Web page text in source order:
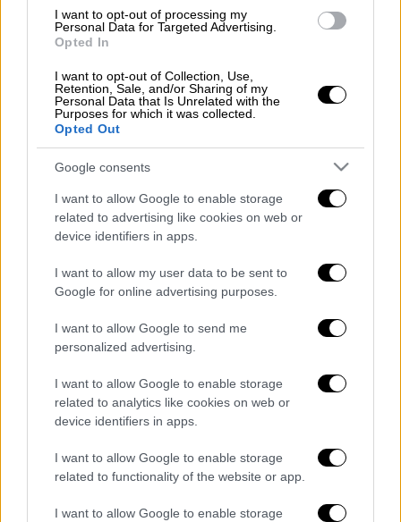
I want to opt-out of processing my
Personal Data for Targeted Advertising.
Opted In
I want to opt-out of Collection, Use,
Retention, Sale, and/or Sharing of my
Personal Data that Is Unrelated with the
Purposes for which it was collected.
Opted Out
Google consents
I want to allow Google to enable storage
related to advertising like cookies on web or
device identifiers in apps.
I want to allow my user data to be sent to
Google for online advertising purposes.
I want to allow Google to send me
personalized advertising.
I want to allow Google to enable storage
related to analytics like cookies on web or
device identifiers in apps.
I want to allow Google to enable storage
related to functionality of the website or app.
I want to allow Google to enable storage
Για κατάσβεση έχουν σπεύσει και επιχειρούν
20 πυροσβέστες
με οκτώ οχήματα.
#Πυρκαγιάσε εξωτερικό χώρο
Μάνδρα Αττικής. Επιχειρούν 20
#πυροσβέστεςμε 8 οχήματα
— Πυροσβεστικό Σώμα
Διαβάστε ακόμη
Παλαιό Φάληρο - Οι εκβιασμοί, οι
ξυλοδαρμοί και τα προσωνύμια «πίτμπουλ»
και «μπουλντόγκ»
Βίντεο-σοκ από το μακελειό σε σχολείο